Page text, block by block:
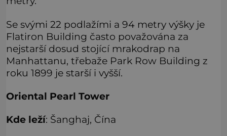
Se svými 22 podlažími a 94 metry výšky je
Flatiron Building často považována za
nejstarší dosud stojící mrakodrap na
Manhattanu, třebaže Park Row Building z
roku 1899 je starší i vyšší.
Oriental Pearl Tower
Kde leží: Šanghaj, Čína